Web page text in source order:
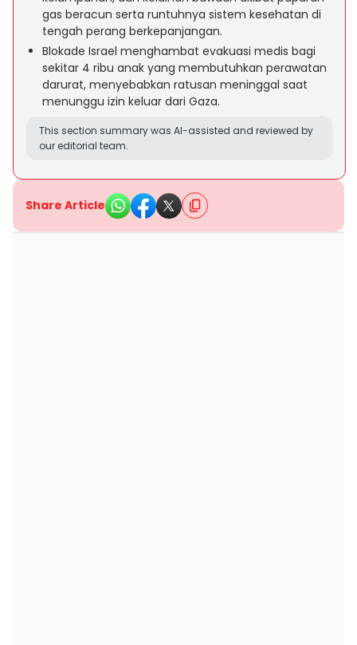
gas beracun serta runtuhnya sistem kesehatan di
tengah perang berkepanjangan.
Blokade Israel menghambat evakuasi medis bagi
sekitar 4 ribu anak yang membutuhkan perawatan
darurat, menyebabkan ratusan meninggal saat
menunggu izin keluar dari Gaza.
This section summary was AI-assisted and reviewed by
our editorial team.
Share Article